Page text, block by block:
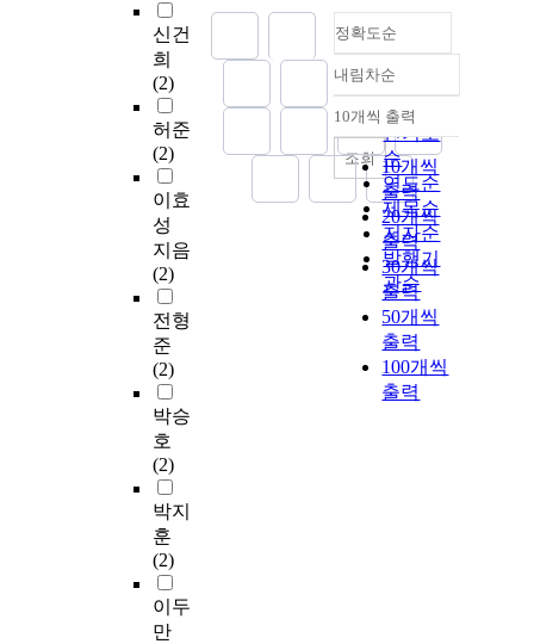
신건
희
(2)
허준
(2)
이효
성
지음
(2)
전형
준
(2)
박승
호
(2)
박지
훈
(2)
이두
만
정확도순
정확도
순
인기도
순
연도순
제목순
저자순
발행기
관순
내림차순
내림차순
10개씩 출력
10개씩
출력
20개씩
출력
30개씩
출력
50개씩
출력
100개씩
출력
조회